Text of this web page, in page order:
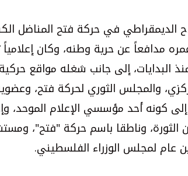
الديمقراطي في حركة فتح المناضل
مدافعاً عن حرية وطنه، وكان
البدايات، إلى جانب شغله مواقع
والمجلس الثوري لحركة فتح،
كونه أحد مؤسسي الإعلام الموحد،
الثورة، وناطقا باسم حركة "فتح"،
عام لمجلس الوزراء الفلسطيني.